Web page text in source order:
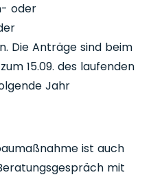
oder
Die Anträge sind beim
15.09. des laufenden
Jahr
ist auch
mit